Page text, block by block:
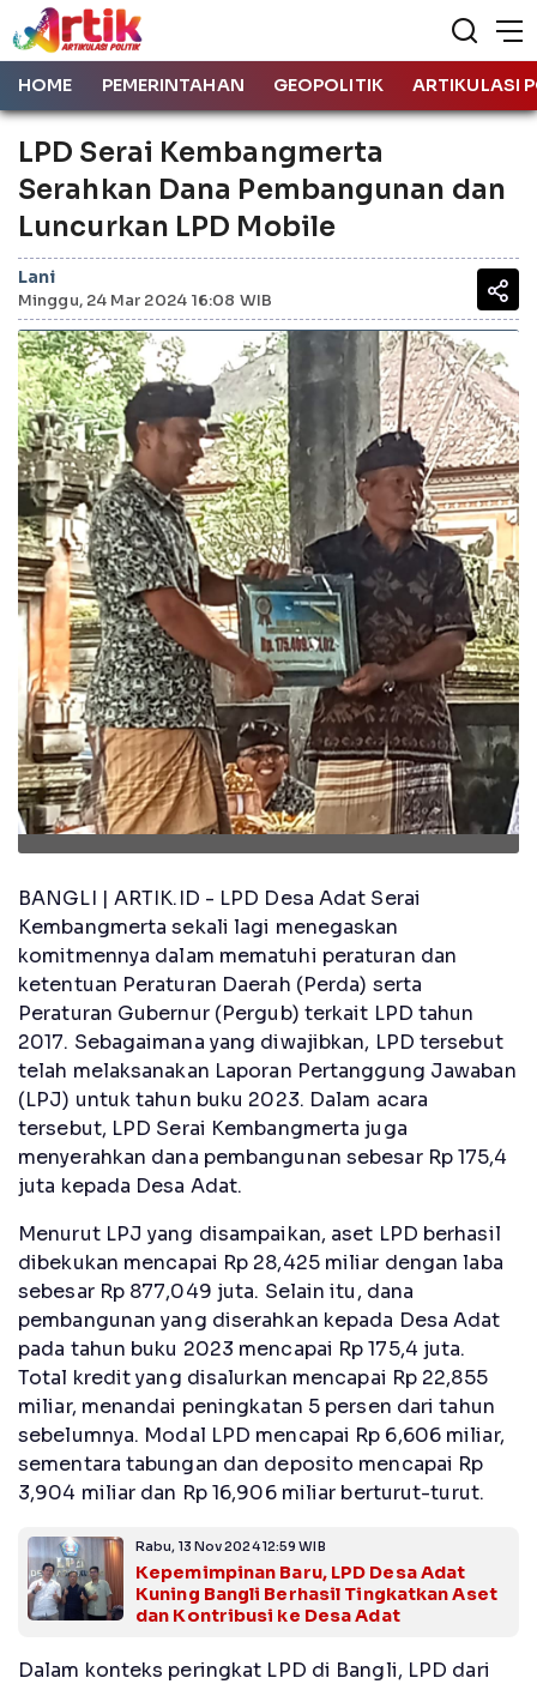
HOME PEMERINTAHAN GEOPOLITIK ARTIKULASI
LPD Serai Kembangmerta
Serahkan Dana Pembangunan dan
Luncurkan LPD Mobile
Lani
Minggu, 24 Mar 2024 16:08 WIB
BANGLI | ARTIK.ID - LPD Desa Adat Serai
Kembangmerta sekali lagi menegaskan
komitmennya dalam mematuhi peraturan dan
ketentuan Peraturan Daerah (Perda) serta
Peraturan Gubernur (Pergub) terkait LPD tahun
2017. Sebagaimana yang diwajibkan, LPD tersebut
telah melaksanakan Laporan Pertanggung Jawaban
(LPJ) untuk tahun buku 2023. Dalam acara
tersebut, LPD Serai Kembangmerta juga
menyerahkan dana pembangunan sebesar Rp 175,4
juta kepada Desa Adat.
Menurut LPJ yang disampaikan, aset LPD berhasil
dibekukan mencapai Rp 28,425 miliar dengan laba
sebesar Rp 877,049 juta. Selain itu, dana
pembangunan yang diserahkan kepada Desa Adat
pada tahun buku 2023 mencapai Rp 175,4 juta.
Total kredit yang disalurkan mencapai Rp 22,855
miliar, menandai peningkatan 5 persen dari tahun
sebelumnya. Modal LPD mencapai Rp 6,606 miliar,
sementara tabungan dan deposito mencapai Rp
3,904 miliar dan Rp 16,906 miliar berturut-turut.
Rabu, 13 Nov 2024 12:59 WIB
Kepemimpinan Baru, LPD Desa Adat
Kuning Bangli Berhasil Tingkatkan Aset
dan Kontribusi ke Desa Adat
Dalam konteks peringkat LPD di Bangli, LPD dari